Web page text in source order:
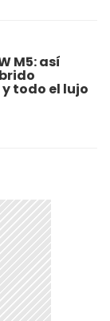
M5: así
todo el lujo